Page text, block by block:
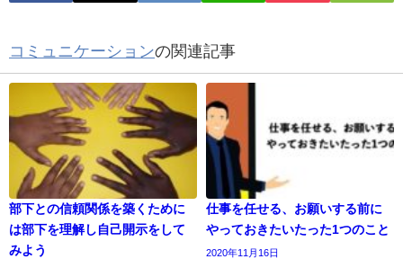
コミュニケーションの関連記事
部下との信頼関係を築くために
は部下を理解し自己開示をして
みよう
仕事を任せる、お願いする前に
やっておきたいたった1つのこと
2020年11月16日